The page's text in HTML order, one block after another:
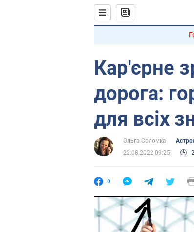
Кар'єрне
дорога:
для всіх
Ольга Соломка
22.08.2022 09:25
0